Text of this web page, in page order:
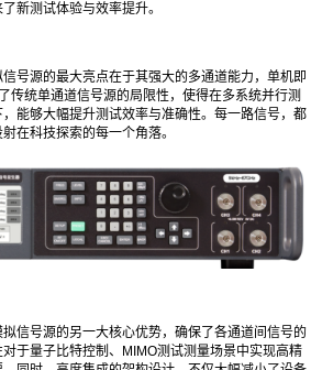
新测试体验与效率提升。
号源的最大亮点在于其强大的多通道能力，单机即
传统单通道信号源的局限性，使得在多系统并行测
能够大幅提升测试效率与准确性。每一路信号，都
在科技探索的每一个角落。
信号源的另一大核心优势，确保了各通道间信号的
于量子比特控制、MIMO测试测量场景中实现高精